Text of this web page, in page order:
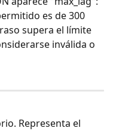
es de 300
supera el límite
inválida o
Representa el